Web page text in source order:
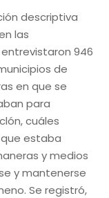
descriptiva
las
946
de
en que se
para
cuáles
estaba
y medios
y mantenerse
Se registró,